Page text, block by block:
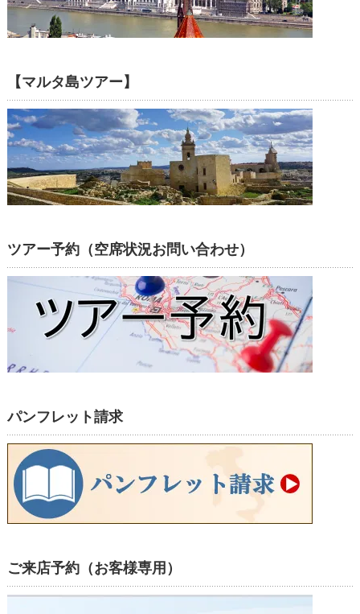
【マルタ島ツアー】
ツアー予約（空席状況お問い合わせ）
パンフレット請求
ご来店予約（お客様専用）